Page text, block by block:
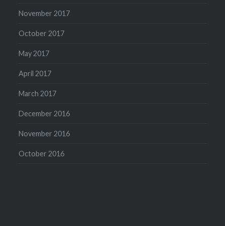
November 2017
October 2017
May 2017
April 2017
March 2017
December 2016
November 2016
October 2016